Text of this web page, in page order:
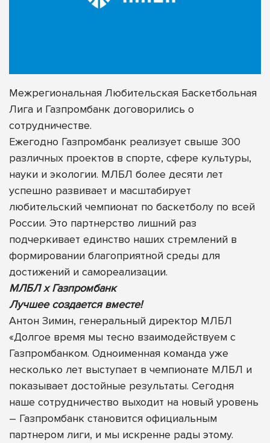
Межрегиональная Любительская Баскетбольная
Лига и Газпромбанк договорились о
сотрудничестве.
Ежегодно Газпромбанк реализует свыше 300
различных проектов в спорте, сфере культуры,
науки и экологии. МЛБЛ более десяти лет
успешно развивает и масштабирует
любительский чемпионат по баскетболу по всей
России. Это партнерство лишний раз
подчеркивает единство наших стремлений в
формировании благоприятной среды для
достижений и самореализации.
МЛБЛ х Газпромбанк
Лучшее создается вместе!
Антон Зимин, генеральный директор МЛБЛ
«Долгое время мы тесно взаимодействуем с
Газпромбанком. Одноименная команда уже
несколько лет выступает в чемпионате МЛБЛ и
показывает достойные результаты. Сегодня
наше сотрудничество выходит на новый уровень
– Газпромбанк становится официальным
партнером лиги, и мы искренне рады этому.